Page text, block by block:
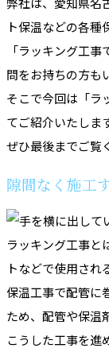
ト保温などの各種
「ラッキング工
問をお持ちの方も
そこで今回は「ラ
てご紹介いたしま
ぜひ最後までご覧
隙間なく施工
ラッキング工事と
トなどで使用され
保温工事で配管に
ため、配管や保温
こうした工事を進